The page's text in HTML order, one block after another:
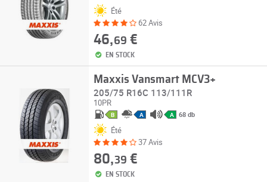
Été
62 Avis
46,69 €
EN STOCK
Maxxis Vansmart MCV3+
205/75 R16C 113/111R
10PR
B A A 68 db
Été
37 Avis
80,39 €
EN STOCK